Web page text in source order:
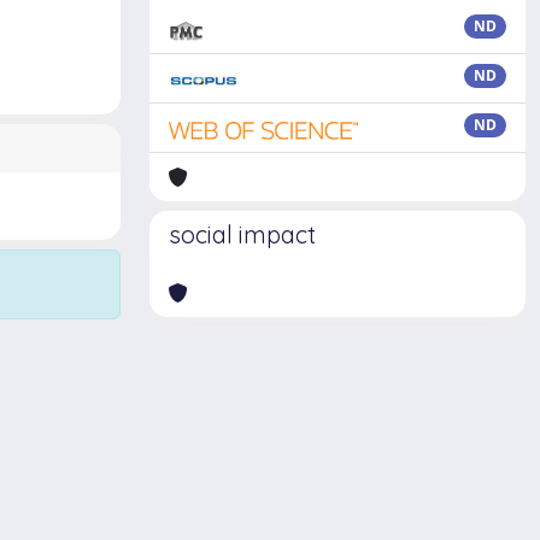
ND
ND
ND
social impact